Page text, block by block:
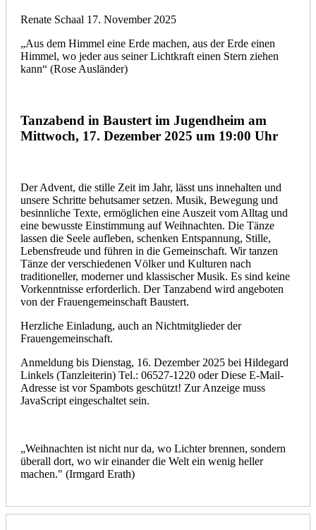
Renate Schaal 17. November 2025
„Aus dem Himmel eine Erde machen, aus der Erde einen
Himmel, wo jeder aus seiner Lichtkraft einen Stern ziehen
kann“ (Rose Ausländer)
Tanzabend in Baustert im Jugendheim am
Mittwoch, 17. Dezember 2025 um 19:00 Uhr
Der Advent, die stille Zeit im Jahr, lässt uns innehalten und
unsere Schritte behutsamer setzen. Musik, Bewegung und
besinnliche Texte, ermöglichen eine Auszeit vom Alltag und
eine bewusste Einstimmung auf Weihnachten. Die Tänze
lassen die Seele aufleben, schenken Entspannung, Stille,
Lebensfreude und führen in die Gemeinschaft. Wir tanzen
Tänze der verschiedenen Völker und Kulturen nach
traditioneller, moderner und klassischer Musik. Es sind keine
Vorkenntnisse erforderlich. Der Tanzabend wird angeboten
von der Frauengemeinschaft Baustert.
Herzliche Einladung, auch an Nichtmitglieder der
Frauengemeinschaft.
Anmeldung bis Dienstag, 16. Dezember 2025 bei Hildegard
Linkels (Tanzleiterin) Tel.: 06527-1220 oderDiese E-Mail-
Adresse ist vor Spambots geschützt! Zur Anzeige muss
JavaScript eingeschaltet sein.
„Weihnachten ist nicht nur da, wo Lichter brennen, sondern
überall dort, wo wir einander die Welt ein wenig heller
machen." (Irmgard Erath)